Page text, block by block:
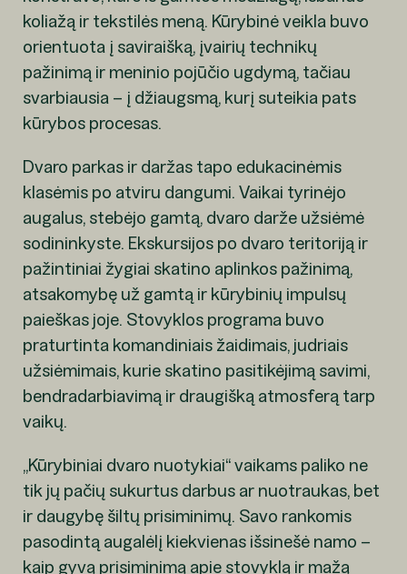
koliažą ir tekstilės meną. Kūrybinė veikla buvo
orientuota į saviraišką, įvairių technikų
pažinimą ir meninio pojūčio ugdymą, tačiau
svarbiausia – į džiaugsmą, kurį suteikia pats
kūrybos procesas.
Dvaro parkas ir daržas tapo edukacinėmis
klasėmis po atviru dangumi. Vaikai tyrinėjo
augalus, stebėjo gamtą, dvaro darže užsiėmė
sodininkyste. Ekskursijos po dvaro teritoriją ir
pažintiniai žygiai skatino aplinkos pažinimą,
atsakomybę už gamtą ir kūrybinių impulsų
paieškas joje. Stovyklos programa buvo
praturtinta komandiniais žaidimais, judriais
užsiėmimais, kurie skatino pasitikėjimą savimi,
bendradarbiavimą ir draugišką atmosferą tarp
vaikų.
„Kūrybiniai dvaro nuotykiai“ vaikams paliko ne
tik jų pačių sukurtus darbus ar nuotraukas, bet
ir daugybę šiltų prisiminimų. Savo rankomis
pasodintą augalėlį kiekvienas išsinešė namo –
kaip gyvą prisiminimą apie stovyklą ir mažą